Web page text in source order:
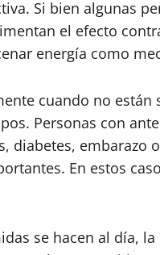
Si bien algunas
el efecto
energía como
cuando no están
Personas con
diabetes, embarazo
En estos
se hacen al día,